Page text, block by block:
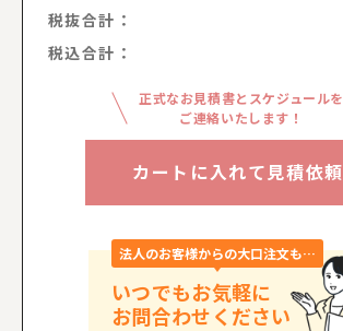
税抜合計：
税込合計：
正式なお見積書とスケジュールを
ご連絡いたします！
カートに入れて見積依頼
法人のお客様からの大口注文も…
いつでもお気軽に
お問合わせください